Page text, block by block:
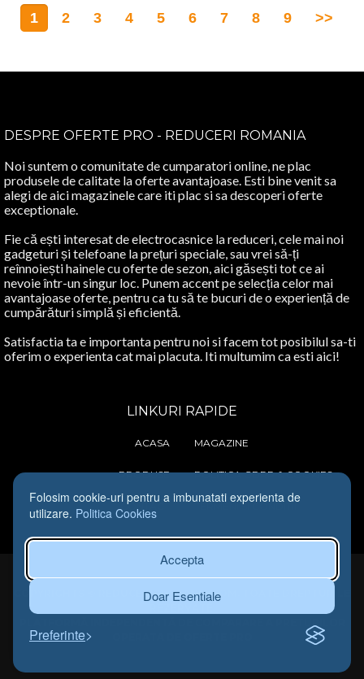
Folosim cookie-uri pentru a imbunatati experienta de
utilizare. Politica Cookies
Accepta
Doar Esentiale
Preferinte
1 2 3 4 5 6 7 8 9 >>
DESPRE OFERTE PRO - REDUCERI ROMANIA
Noi suntem o comunitate de cumparatori online, ne plac
produsele de calitate la oferte avantajoase. Esti bine venit sa
alegi de aici magazinele care iti plac si sa descoperi oferte
exceptionale.
Fie că ești interesat de electrocasnice la reduceri, cele mai noi
gadgeturi și telefoane la prețuri speciale, sau vrei să-ți
reînnoiești hainele cu oferte de sezon, aici găsești tot ce ai
nevoie într-un singur loc. Punem accent pe selecția celor mai
avantajoase oferte, pentru ca tu să te bucuri de o experiență de
cumpărături simplă și eficientă.
Satisfactia ta e importanta pentru noi si facem tot posibilul sa-ti
oferim o experienta cat mai placuta. Iti multumim ca esti aici!
LINKURI RAPIDE
ACASA
PRODUSE
CONTACT
MAGAZINE
POLITICA GDRP & COOKIES
TERMENI SI CONDITII
COPYRIGHTS © REDUCERI-ROMANIA.COM. TOATE DREPTURILE
PLATFORMĂ INDEPENDENTĂ DE COMPARARE A PRETURILOR